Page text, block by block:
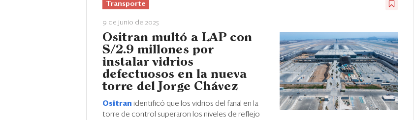
Transporte
9 de junio de 2025
Ositran multó a LAP con
S/2.9 millones por
instalar vidrios
defectuosos en la nueva
torre del Jorge Chávez
Ositran identificó que los vidrios del fanal en la
torre de control superaron los niveles de reflejo